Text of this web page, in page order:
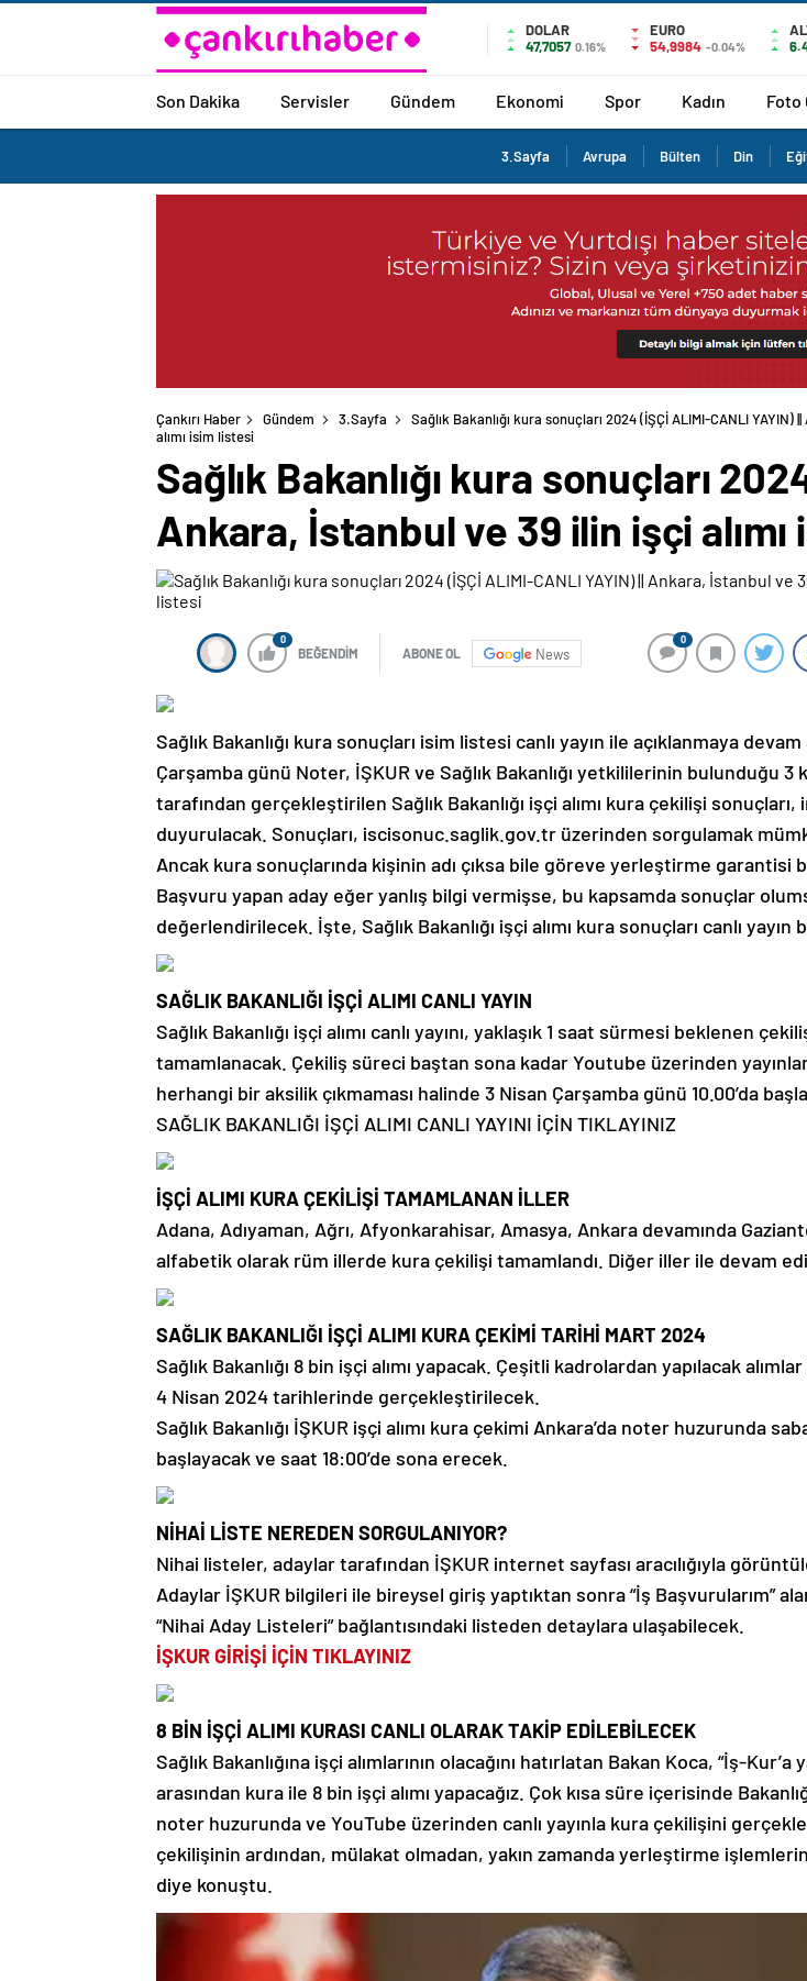
DOLAR
47,7057 0.16%
EURO
54,9984 -0.04%
Son Dakika Servisler Gündem Ekonomi Spor Kadın Foto
3.Sayfa Avrupa Bülten Din
Çankırı Haber Gündem 3.Sayfa
Sağlık Bakanlığı kura sonuçları 2024 (İŞÇİ ALIMI-CANLI
alımı isim listesi
Sağlık Bakanlığı kura sonuçları
Ankara, İstanbul ve 39 ilin işçi
0
BEĞENDİM ABONE OL News
0
Sağlık Bakanlığı kura sonuçları isim listesi canlı yayın ile açıklanmaya
Çarşamba günü Noter, İŞKUR ve Sağlık Bakanlığı yetkililerinin bulunduğu 3
tarafından gerçekleştirilen Sağlık Bakanlığı işçi alımı kura çekilişi
duyurulacak. Sonuçları, iscisonuc.saglik.gov.tr üzerinden sorgulamak
Ancak kura sonuçlarında kişinin adı çıksa bile göreve yerleştirme garantisi
Başvuru yapan aday eğer yanlış bilgi vermişse, bu kapsamda sonuçlar
değerlendirilecek. İşte, Sağlık Bakanlığı işçi alımı kura sonuçları canlı yayın
SAĞLIK BAKANLIĞI İŞÇİ ALIMI CANLI YAYIN
Sağlık Bakanlığı işçi alımı canlı yayını, yaklaşık 1 saat sürmesi beklenen
tamamlanacak. Çekiliş süreci baştan sona kadar Youtube üzerinden
herhangi bir aksilik çıkmaması halinde 3 Nisan Çarşamba günü 10.00’da
SAĞLIK BAKANLIĞI İŞÇİ ALIMI CANLI YAYINI İÇİN TIKLAYINIZ
İŞÇİ ALIMI KURA ÇEKİLİŞİ TAMAMLANAN İLLER
Adana, Adıyaman, Ağrı, Afyonkarahisar, Amasya, Ankara devamında
alfabetik olarak rüm illerde kura çekilişi tamamlandı. Diğer iller ile devam
SAĞLIK BAKANLIĞI İŞÇİ ALIMI KURA ÇEKİMİ TARİHİ MART 2024
Sağlık Bakanlığı 8 bin işçi alımı yapacak. Çeşitli kadrolardan yapılacak
4 Nisan 2024 tarihlerinde gerçekleştirilecek.
Sağlık Bakanlığı İŞKUR işçi alımı kura çekimi Ankara’da noter huzurunda
başlayacak ve saat 18:00’de sona erecek.
NİHAİ LİSTE NEREDEN SORGULANIYOR?
Nihai listeler, adaylar tarafından İŞKUR internet sayfası aracılığıyla
Adaylar İŞKUR bilgileri ile bireysel giriş yaptıktan sonra “İş Başvurularım”
“Nihai Aday Listeleri” bağlantısındaki listeden detaylara ulaşabilecek.
İŞKUR GİRİŞİ İÇİN TIKLAYINIZ
8 BİN İŞÇİ ALIMI KURASI CANLI OLARAK TAKİP EDİLEBİLECEK
Sağlık Bakanlığına işçi alımlarının olacağını hatırlatan Bakan Koca, “İş-
arasından kura ile 8 bin işçi alımı yapacağız. Çok kısa süre içerisinde
noter huzurunda ve YouTube üzerinden canlı yayınla kura çekilişini
çekilişinin ardından, mülakat olmadan, yakın zamanda yerleştirme
diye konuştu.